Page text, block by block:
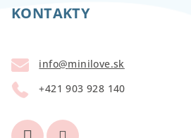
KONTAKTY
info@minilove.sk
+421 903 928 140